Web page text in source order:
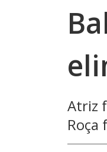
Atriz
Roça